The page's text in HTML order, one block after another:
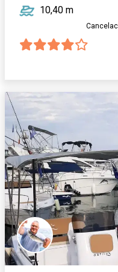
10,40 m